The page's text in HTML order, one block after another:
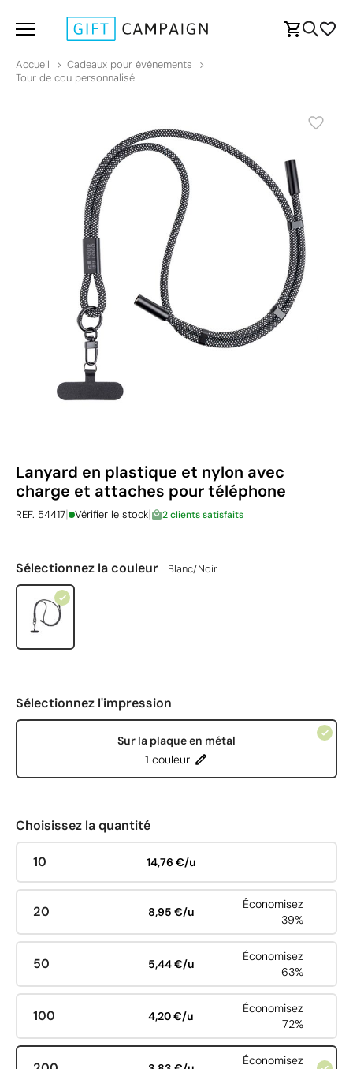
Accueil
Cadeaux pour événements
Tour de cou personnalisé
Lanyard en plastique et nylon avec
charge et attaches pour téléphone
REF. 54417| Vérifier le stock| 2 clients satisfaits
Sélectionnez la couleur Blanc/Noir
Sélectionnez l'impression
Sur la plaque en métal
1 couleur
Choisissez la quantité
10 14,76 €/u
20 8,95 €/u
Économisez
39%
50 5,44 €/u
Économisez
63%
100 4,20 €/u
Économisez
72%
Économisez